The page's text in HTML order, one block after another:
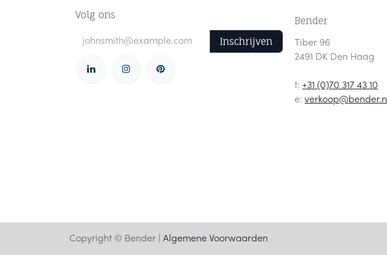
Volg ons
Inschrijven
Bender
Tiber 96
2491 DK Den Haag
t: +31 (0)70 317 43 10
e: verkoop@bender.nl
Copyright © Bender | Algemene Voorwaarden